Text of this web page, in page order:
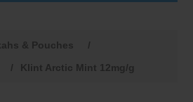
& Pouches
/
/ Klint Arctic Mint 12mg/g